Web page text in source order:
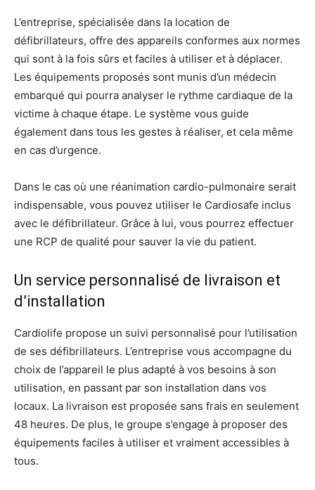
L’entreprise, spécialisée dans la location de
défibrillateurs, offre des appareils conformes aux normes
qui sont à la fois sûrs et faciles à utiliser et à déplacer.
Les équipements proposés sont munis d’un médecin
embarqué qui pourra analyser le rythme cardiaque de la
victime à chaque étape. Le système vous guide
également dans tous les gestes à réaliser, et cela même
en cas d’urgence.
Dans le cas où une réanimation cardio-pulmonaire serait
indispensable, vous pouvez utiliser le Cardiosafe inclus
avec le défibrillateur. Grâce à lui, vous pourrez effectuer
une RCP de qualité pour sauver la vie du patient.
Un service personnalisé de livraison et
d’installation
Cardiolife propose un suivi personnalisé pour l’utilisation
de ses défibrillateurs. L’entreprise vous accompagne du
choix de l’appareil le plus adapté à vos besoins à son
utilisation, en passant par son installation dans vos
locaux. La livraison est proposée sans frais en seulement
48 heures. De plus, le groupe s’engage à proposer des
équipements faciles à utiliser et vraiment accessibles à
tous.